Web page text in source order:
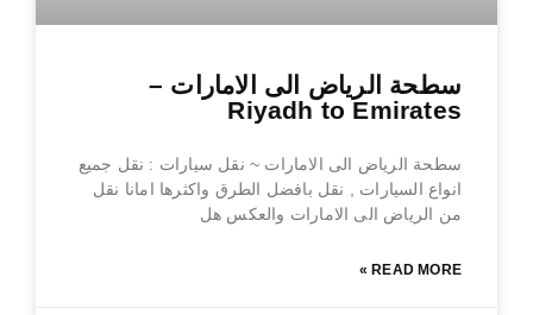
سطحة الرياض الى الامارات –
Riyadh to Emirates
سطحة الرياض الى الامارات ~ نقل سيارات : نقل جميع
انواع السيارات , نقل بافضل الطرق واكثرها امانا نقل
من الرياض الى الامارات والعكس هل
READ MORE »